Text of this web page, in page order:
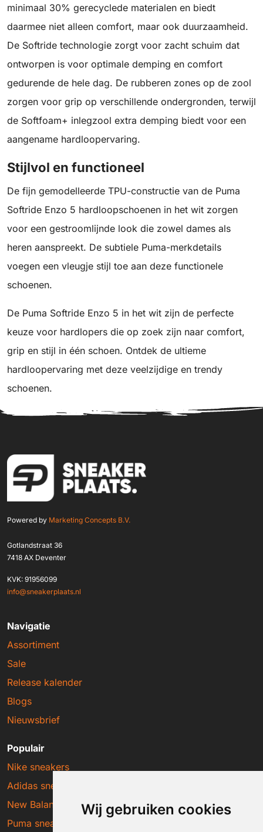
Wij gebruiken cookies
minimaal 30% gerecyclede materialen en biedt
daarmee niet alleen comfort, maar ook duurzaamheid.
De Softride technologie zorgt voor zacht schuim dat
ontworpen is voor optimale demping en comfort
gedurende de hele dag. De rubberen zones op de zool
zorgen voor grip op verschillende ondergronden, terwijl
de Softfoam+ inlegzool extra demping biedt voor een
aangename hardloopervaring.
Stijlvol en functioneel
De fijn gemodelleerde TPU-constructie van de Puma
Softride Enzo 5 hardloopschoenen in het wit zorgen
voor een gestroomlijnde look die zowel dames als
heren aanspreekt. De subtiele Puma-merkdetails
voegen een vleugje stijl toe aan deze functionele
schoenen.
De Puma Softride Enzo 5 in het wit zijn de perfecte
keuze voor hardlopers die op zoek zijn naar comfort,
grip en stijl in één schoen. Ontdek de ultieme
hardloopervaring met deze veelzijdige en trendy
schoenen.
Powered by Marketing Concepts B.V.
Gotlandstraat 36
7418 AX Deventer
KVK: 91956099
info@sneakerplaats.nl
Navigatie
Assortiment
Sale
Release kalender
Blogs
Nieuwsbrief
Populair
Nike sneakers
Adidas sneakers
New Balance sneakers
Puma sneakers